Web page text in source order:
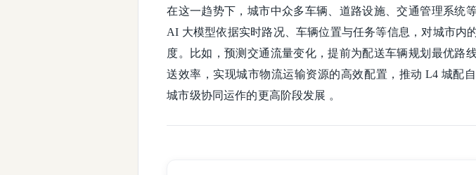
在这一趋势下，城市中众多车辆、道路设施、交通管理系统
AI 大模型依据实时路况、车辆位置与任务等信息，对城市内
度。比如，预测交通流量变化，提前为配送车辆规划最优路
送效率，实现城市物流运输资源的高效配置，推动 L4 城配
城市级协同运作的更高阶段发展 。